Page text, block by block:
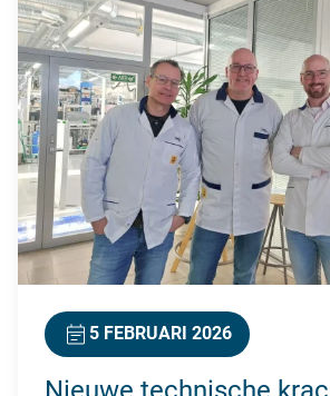
5 FEBRUARI 2026